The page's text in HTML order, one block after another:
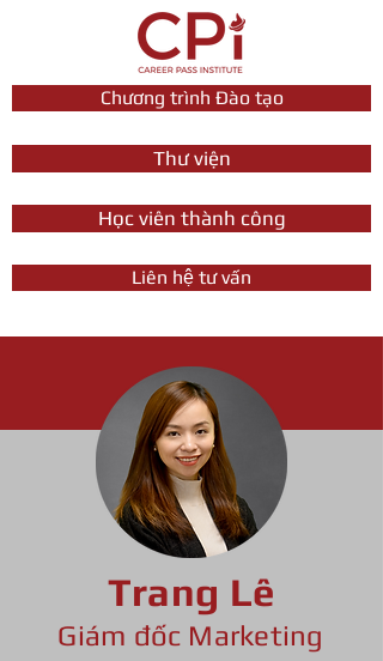
Chương trình Đào tạo
Thư viện
Học viên thành công
Liên hệ tư vấn
Trang Lê
Giám đốc Marketing